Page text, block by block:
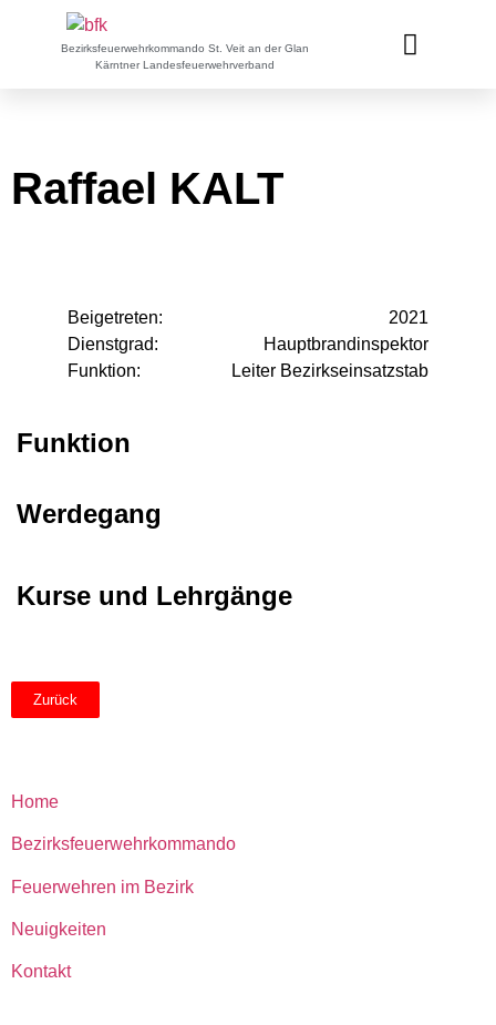
Bezirksfeuerwehrkommando St. Veit an der Glan
Kärntner Landesfeuerwehrverband
Raffael KALT
Beigetreten:
2021
Dienstgrad:
Hauptbrandinspektor
Funktion:
Leiter Bezirkseinsatzstab
Funktion
Werdegang
Kurse und Lehrgänge
Zurück
Home
Bezirksfeuerwehrkommando
Feuerwehren im Bezirk
Neuigkeiten
Kontakt